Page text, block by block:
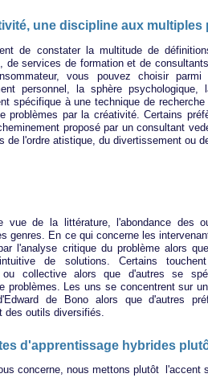
une discipline aux
de constater la multitude de
de services de formation et de
vous pouvez choisir
personnel, la sphère psychologique,
spécifique à une technique de
problèmes par la créativité. Certains
proposé par un consultant
de l'ordre atistique, du divertissement ou
vue de la littérature, l'abondance des
genres. En ce qui concerne les
l'analyse critique du problème alors
de solutions. Certains
ou collective alors que d'autres se
problèmes. Les uns se concentrent sur
de Bono alors que d'autres
des outils diversifiés.
d'apprentissage hybrides
concerne, nous mettons plutôt l'accent